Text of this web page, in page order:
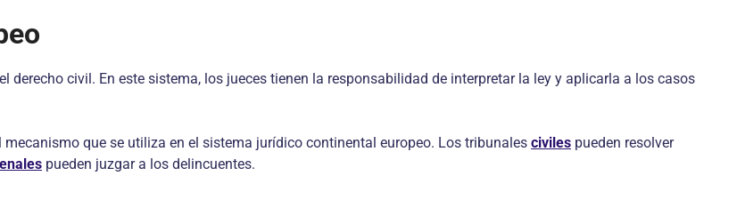
derecho civil. En este sistema, los jueces tienen la responsabilidad de interpretar la ley y aplicarla a los casos
que se utiliza en el sistema jurídico continental europeo. Los tribunales civiles pueden resolver
pueden juzgar a los delincuentes.